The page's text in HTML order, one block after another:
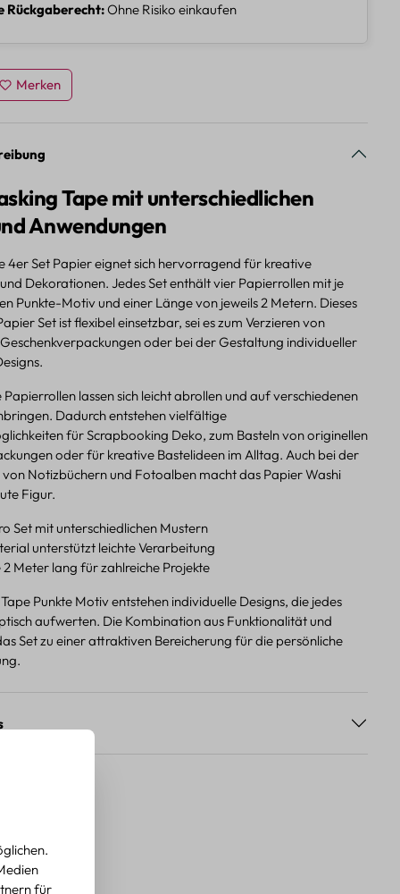
Rückgaberecht Ohne Risiko einkaufen
Merken
Tape mit unterschiedlichen
Anwendungen
4er Set Papier eignet sich hervorragend für kreative
Dekorationen. Jedes Set enthält vier Papierrollen mit je
Punkte-Motiv und einer Länge von jeweils 2 Metern. Dieses
Set ist flexibel einsetzbar, sei es zum Verzieren von
oder bei der Gestaltung individueller
Papierrollen lassen sich leicht abrollen und auf verschiedenen
Dadurch entstehen vielfältige
für Scrapbooking Deko, zum Basteln von originellen
oder für kreative Bastelideen im Alltag. Auch bei der
von Notizbüchern und Fotoalben macht das Papier Washi
Figur.
Set mit unterschiedlichen Mustern
unterstützt leichte Verarbeitung
2 Meter lang für zahlreiche Projekte
Punkte Motiv entstehen individuelle Designs, die jedes
aufwerten. Die Kombination aus Funktionalität und
Set zu einer attraktiven Bereicherung für die persönliche
für